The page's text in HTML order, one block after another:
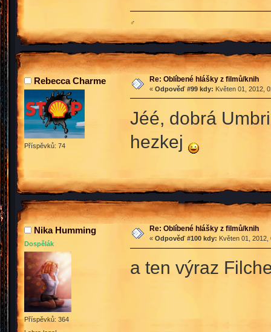
♂
Rebecca Charme
Příspěvků: 74
Re: Oblíbené hlášky z filmů/knih
« Odpověď #99 kdy: Květen 01, 2012,
Jéé, dobrá
hezkej
Nika Humming
Dospělák
Příspěvků: 364
Re: Oblíbené hlášky z filmů/knih
« Odpověď #100 kdy: Květen 01, 2012,
a ten výraz